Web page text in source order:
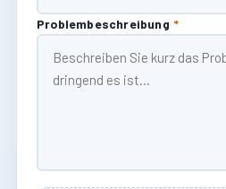
Problembeschreibung *